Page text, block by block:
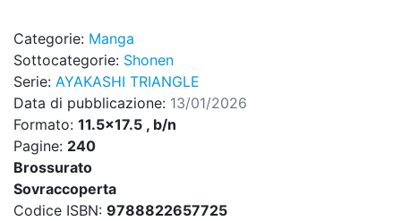
Categorie: Manga
Sottocategorie: Shonen
Serie: AYAKASHI TRIANGLE
Data di pubblicazione: 13/01/2026
Formato: 11.5x17.5 , b/n
Pagine: 240
Brossurato
Sovraccoperta
Codice ISBN: 9788822657725